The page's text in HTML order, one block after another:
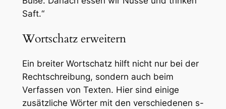
Saft.“
Wortschatz erweitern
Ein breiter Wortschatz hilft nicht nur bei der
Rechtschreibung, sondern auch beim
Verfassen von Texten. Hier sind einige
zusätzliche Wörter mit den verschiedenen s-